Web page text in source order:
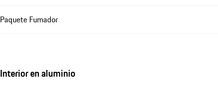
Paquete Fumador
Interior en aluminio